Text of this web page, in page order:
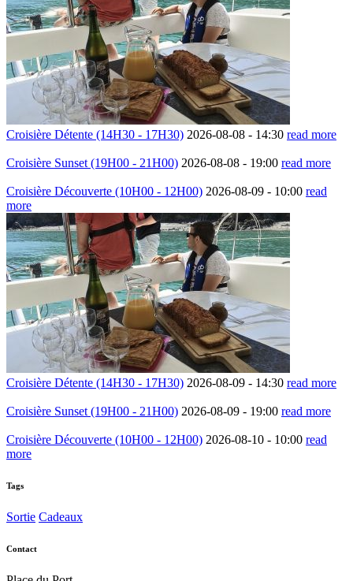
Croisière Détente (14H30 - 17H30) 2026-08-08 - 14:30 read more
Croisière Sunset (19H00 - 21H00) 2026-08-08 - 19:00 read more
Croisière Découverte (10H00 - 12H00) 2026-08-09 - 10:00 read
more
Croisière Détente (14H30 - 17H30) 2026-08-09 - 14:30 read more
Croisière Sunset (19H00 - 21H00) 2026-08-09 - 19:00 read more
Croisière Découverte (10H00 - 12H00) 2026-08-10 - 10:00 read
more
Tags
Sortie Cadeaux
Contact